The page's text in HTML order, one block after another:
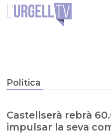
Política
Castellserà rebrà
impulsar la seva